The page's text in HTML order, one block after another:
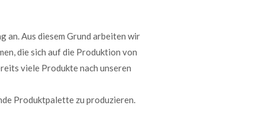
Aus diesem Grund arbeiten wir
die sich auf die Produktion von
viele Produkte nach unseren
Produktpalette zu produzieren.